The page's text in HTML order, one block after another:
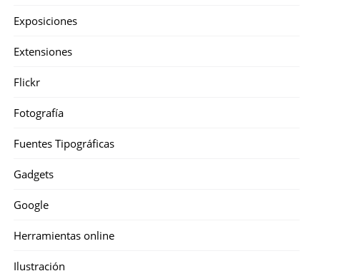
Exposiciones
Extensiones
Flickr
Fotografía
Fuentes Tipográficas
Gadgets
Google
Herramientas online
Ilustración